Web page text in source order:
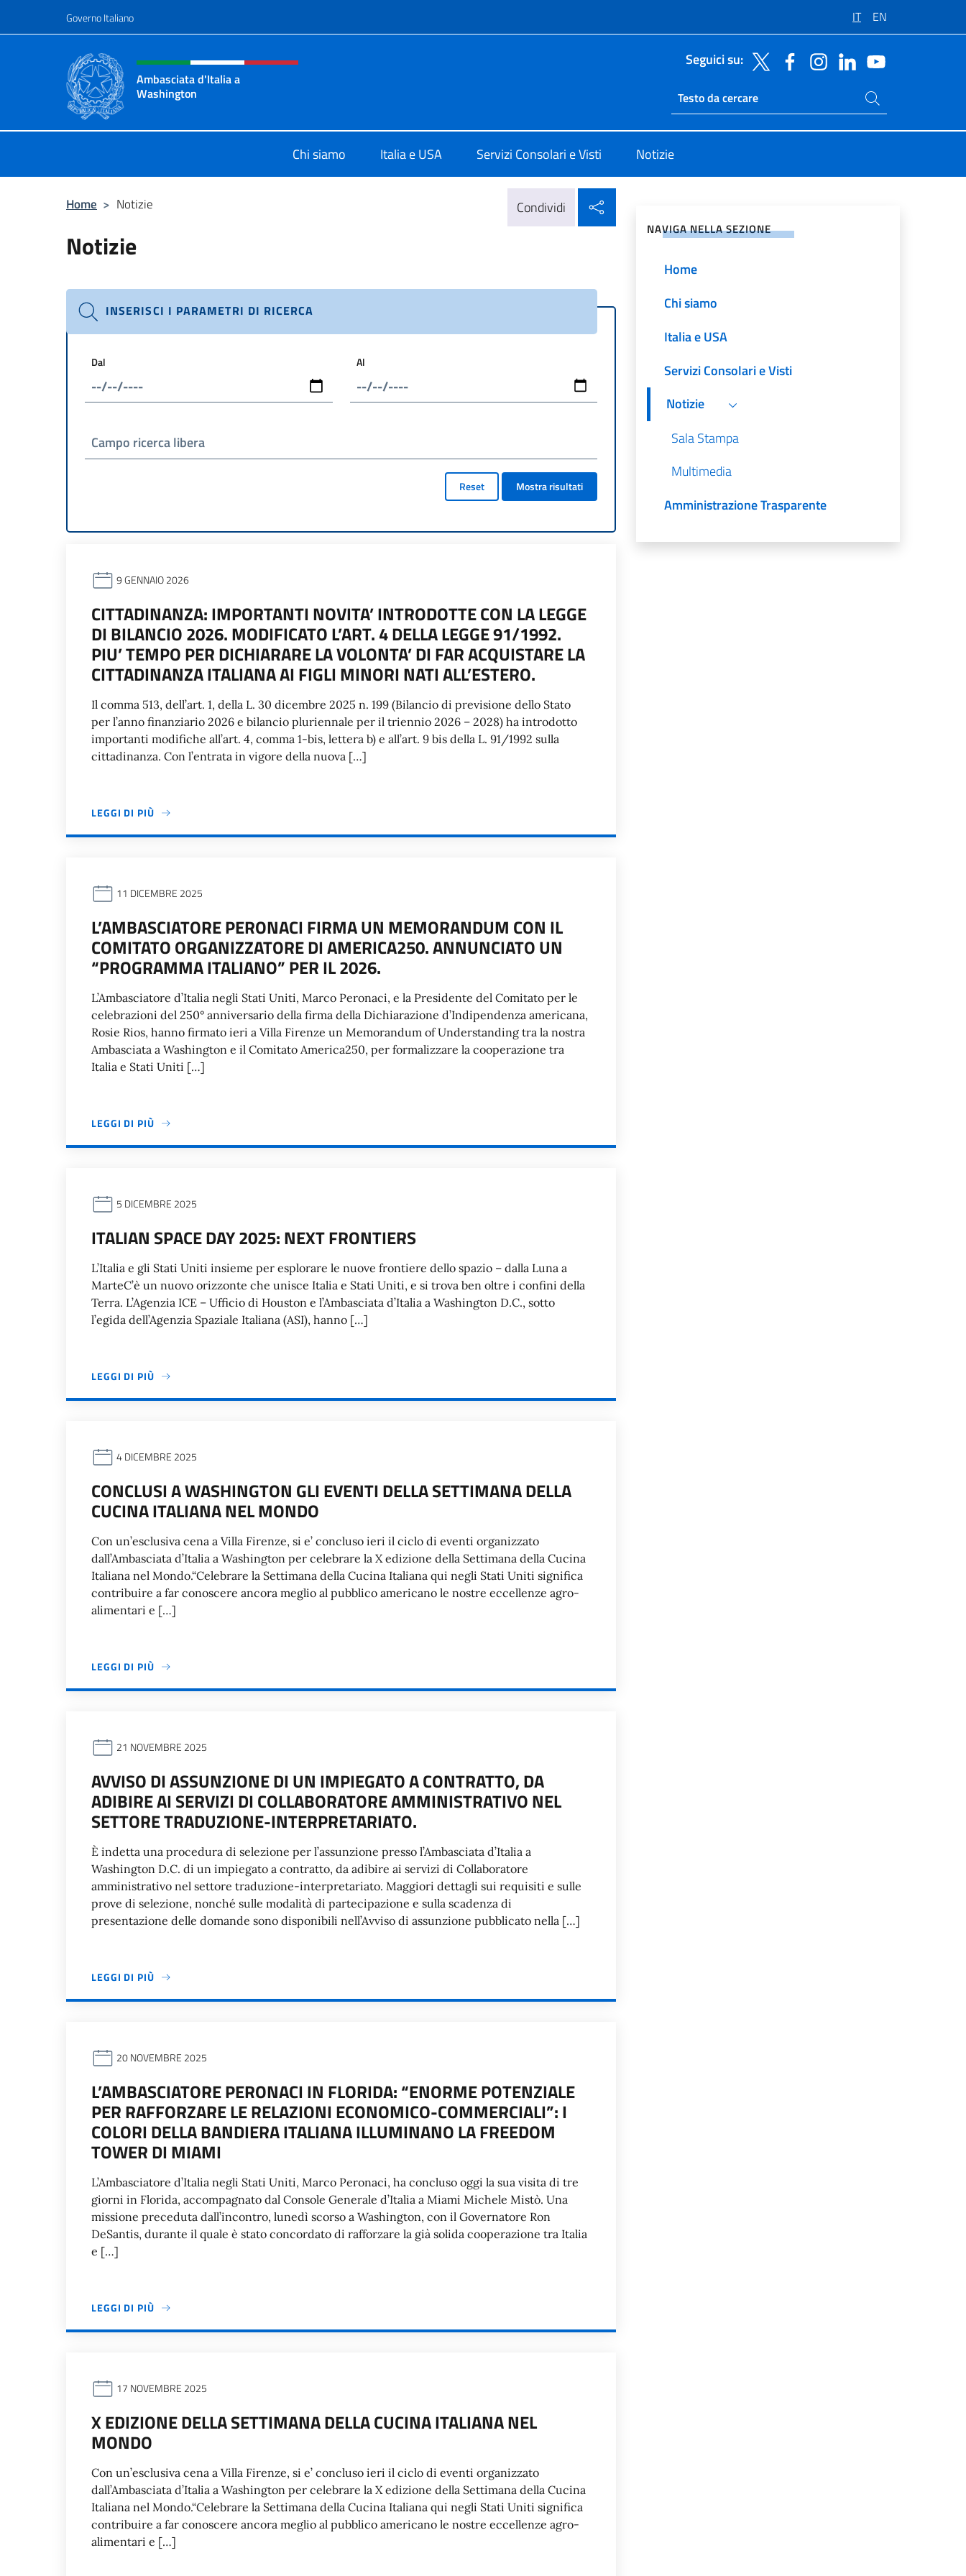
Governo Italiano IT EN
Intestazione sito, social e menù
Ambasciata d'Italia a
Washington
Seguici su:
Ricerca sito live
Cerca nel sito
Chi siamo Italia e USA Servizi Consolari e Visti Notizie
Home > Notizie Condividi
Notizie
INSERISCI I PARAMETRI DI RICERCA
Dal Al
Campo ricerca libera
Reset Mostra risultati
9 GENNAIO 2026
CITTADINANZA: IMPORTANTI NOVITA’ INTRODOTTE CON LA LEGGE
DI BILANCIO 2026. MODIFICATO L’ART. 4 DELLA LEGGE 91/1992.
PIU’ TEMPO PER DICHIARARE LA VOLONTA’ DI FAR ACQUISTARE LA
CITTADINANZA ITALIANA AI FIGLI MINORI NATI ALL’ESTERO.
Il comma 513, dell’art. 1, della L. 30 dicembre 2025 n. 199 (Bilancio di previsione dello Stato
per l’anno finanziario 2026 e bilancio pluriennale per il triennio 2026 – 2028) ha introdotto
importanti modifiche all’art. 4, comma 1-bis, lettera b) e all’art. 9 bis della L. 91/1992 sulla
cittadinanza. Con l’entrata in vigore della nuova […]
LEGGI DI PIÙ
11 DICEMBRE 2025
L’AMBASCIATORE PERONACI FIRMA UN MEMORANDUM CON IL
COMITATO ORGANIZZATORE DI AMERICA250. ANNUNCIATO UN
“PROGRAMMA ITALIANO” PER IL 2026.
L’Ambasciatore d’Italia negli Stati Uniti, Marco Peronaci, e la Presidente del Comitato per le
celebrazioni del 250° anniversario della firma della Dichiarazione d’Indipendenza americana,
Rosie Rios, hanno firmato ieri a Villa Firenze un Memorandum of Understanding tra la nostra
Ambasciata a Washington e il Comitato America250, per formalizzare la cooperazione tra
Italia e Stati Uniti […]
LEGGI DI PIÙ
5 DICEMBRE 2025
ITALIAN SPACE DAY 2025: NEXT FRONTIERS
L’Italia e gli Stati Uniti insieme per esplorare le nuove frontiere dello spazio – dalla Luna a
MarteC’è un nuovo orizzonte che unisce Italia e Stati Uniti, e si trova ben oltre i confini della
Terra. L’Agenzia ICE – Ufficio di Houston e l’Ambasciata d’Italia a Washington D.C., sotto
l’egida dell’Agenzia Spaziale Italiana (ASI), hanno […]
LEGGI DI PIÙ
4 DICEMBRE 2025
CONCLUSI A WASHINGTON GLI EVENTI DELLA SETTIMANA DELLA
CUCINA ITALIANA NEL MONDO
Con un’esclusiva cena a Villa Firenze, si e’ concluso ieri il ciclo di eventi organizzato
dall’Ambasciata d’Italia a Washington per celebrare la X edizione della Settimana della Cucina
Italiana nel Mondo.“Celebrare la Settimana della Cucina Italiana qui negli Stati Uniti significa
contribuire a far conoscere ancora meglio al pubblico americano le nostre eccellenze agro-
alimentari e […]
LEGGI DI PIÙ
21 NOVEMBRE 2025
AVVISO DI ASSUNZIONE DI UN IMPIEGATO A CONTRATTO, DA
ADIBIRE AI SERVIZI DI COLLABORATORE AMMINISTRATIVO NEL
SETTORE TRADUZIONE-INTERPRETARIATO.
È indetta una procedura di selezione per l’assunzione presso l’Ambasciata d’Italia a
Washington D.C. di un impiegato a contratto, da adibire ai servizi di Collaboratore
amministrativo nel settore traduzione-interpretariato. Maggiori dettagli sui requisiti e sulle
prove di selezione, nonché sulle modalità di partecipazione e sulla scadenza di
presentazione delle domande sono disponibili nell’Avviso di assunzione pubblicato nella […]
LEGGI DI PIÙ
20 NOVEMBRE 2025
L’AMBASCIATORE PERONACI IN FLORIDA: “ENORME POTENZIALE
PER RAFFORZARE LE RELAZIONI ECONOMICO-COMMERCIALI”: I
COLORI DELLA BANDIERA ITALIANA ILLUMINANO LA FREEDOM
TOWER DI MIAMI
L’Ambasciatore d’Italia negli Stati Uniti, Marco Peronaci, ha concluso oggi la sua visita di tre
giorni in Florida, accompagnato dal Console Generale d’Italia a Miami Michele Mistò. Una
missione preceduta dall’incontro, lunedì scorso a Washington, con il Governatore Ron
DeSantis, durante il quale è stato concordato di rafforzare la già solida cooperazione tra Italia
e […]
LEGGI DI PIÙ
17 NOVEMBRE 2025
X EDIZIONE DELLA SETTIMANA DELLA CUCINA ITALIANA NEL
MONDO
Con un’esclusiva cena a Villa Firenze, si e’ concluso ieri il ciclo di eventi organizzato
dall’Ambasciata d’Italia a Washington per celebrare la X edizione della Settimana della Cucina
Italiana nel Mondo.“Celebrare la Settimana della Cucina Italiana qui negli Stati Uniti significa
contribuire a far conoscere ancora meglio al pubblico americano le nostre eccellenze agro-
alimentari e […]
NAVIGA NELLA SEZIONE
Home
Chi siamo
Italia e USA
Servizi Consolari e Visti
Notizie
Sala Stampa
Multimedia
Amministrazione Trasparente